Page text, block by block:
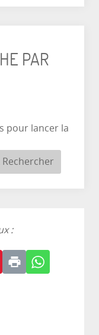
PAR
pour lancer la
Rechercher
: